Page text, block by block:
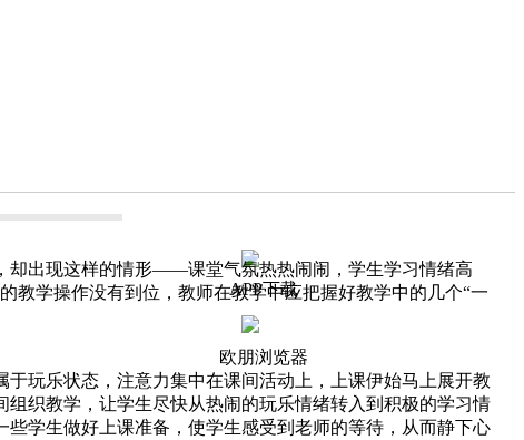
APP下载
欧朋浏览器
却出现这样的情形——课堂气氛热热闹闹，学生学习情绪高
教学操作没有到位，教师在教学中应把握好教学中的几个“一
玩乐状态，注意力集中在课间活动上，上课伊始马上展开教
织教学，让学生尽快从热闹的玩乐情绪转入到积极的学习情
学生做好上课准备，使学生感受到老师的等待，从而静下心